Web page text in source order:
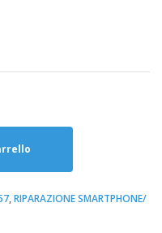
,RIPARAZIONE SMARTPHONE/